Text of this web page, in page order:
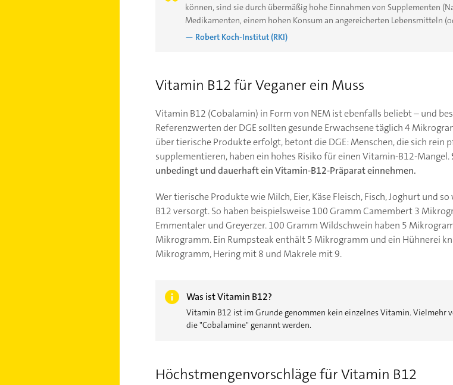
können, sind sie durch übermäßig hohe Einnahmen von Supplementen
Medikamenten, einem hohen Konsum an angereicherten Lebensmitteln
— Robert Koch-Institut (RKI)
Vitamin B12 für Veganer ein Muss
Vitamin B12 (Cobalamin) in Form von NEM ist ebenfalls beliebt – und
Referenzwerten der DGE sollten gesunde Erwachsene täglich 4
über tierische Produkte erfolgt, betont die DGE: Menschen, die sich rein
supplementieren, haben ein hohes Risiko für einen Vitamin-B12-Mangel.
unbedingt und dauerhaft ein Vitamin-B12-Präparat einnehmen.
Wer tierische Produkte wie Milch, Eier, Käse Fleisch, Fisch, Joghurt und
B12 versorgt. So haben beispielsweise 100 Gramm Camembert 3
Emmentaler und Greyerzer. 100 Gramm Wildschwein haben 5
Mikrogramm. Ein Rumpsteak enthält 5 Mikrogramm und ein Hühnerei
Mikrogramm, Hering mit 8 und Makrele mit 9.
Was ist Vitamin B12?
Vitamin B12 ist im Grunde genommen kein einzelnes Vitamin. Vielmehr
die "Cobalamine" genannt werden.
Höchstmengenvorschläge für Vitamin B12